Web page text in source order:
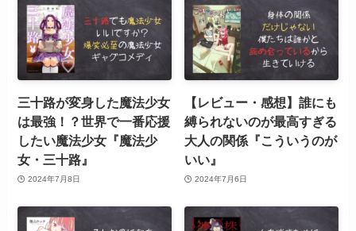
三十路が変身した魔法少女
は最強！？世界で一番応援
したい魔法少女『魔法少
女・三十路』
2024年7月8日
【レビュー・感想】誰にも
縛られないのが最高すぎる
大人の関係『こういうのが
いい』
2024年7月6日